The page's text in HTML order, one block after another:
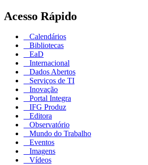
Acesso Rápido
Calendários
Bibliotecas
EaD
Internacional
Dados Abertos
Serviços de TI
Inovação
Portal Integra
IFG Produz
Editora
Observatório
Mundo do Trabalho
Eventos
Imagens
Vídeos